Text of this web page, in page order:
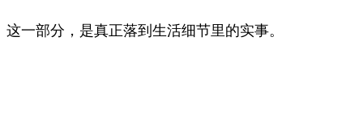
这一部分，是真正落到生活细节里的实事。